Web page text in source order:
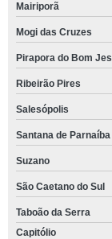
Mairiporã
Mogi das Cruzes
Pirapora do Bom
Ribeirão Pires
Salesópolis
Santana de Parnaíba
Suzano
São Caetano do Sul
Taboão da Serra
Capitólio